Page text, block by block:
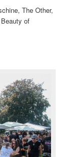
The Other,
of